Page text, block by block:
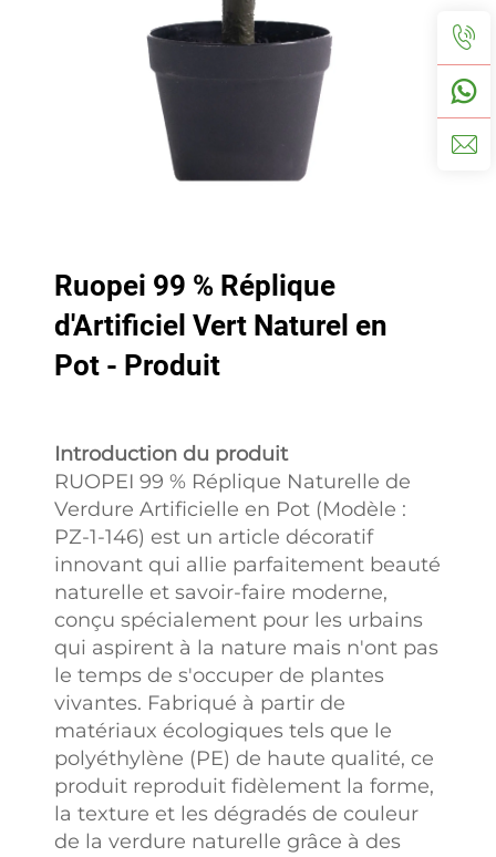
Ruopei 99 % Réplique
d'Artificiel Vert Naturel en
Pot - Produit
Introduction du produit
RUOPEI 99 % Réplique Naturelle de
Verdure Artificielle en Pot (Modèle :
PZ-1-146) est un article décoratif
innovant qui allie parfaitement beauté
naturelle et savoir-faire moderne,
conçu spécialement pour les urbains
qui aspirent à la nature mais n'ont pas
le temps de s'occuper de plantes
vivantes. Fabriqué à partir de
matériaux écologiques tels que le
polyéthylène (PE) de haute qualité, ce
produit reproduit fidèlement la forme,
la texture et les dégradés de couleur
de la verdure naturelle grâce à des